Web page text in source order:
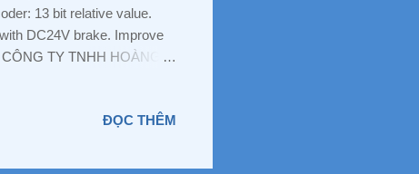
13 bit relative value.
DC24V brake. Improve
TY TNHH HOÀNG
#ChuyenPhanPhoi
ĐỌC THÊM